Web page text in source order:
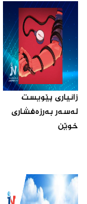
زانیارى پێویست
له‌سه‌ر به‌رزه‌فشارى
خوێن ‌